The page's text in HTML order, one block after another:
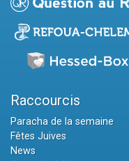
Raccourcis
Paracha de la semaine
Fêtes Juives
News